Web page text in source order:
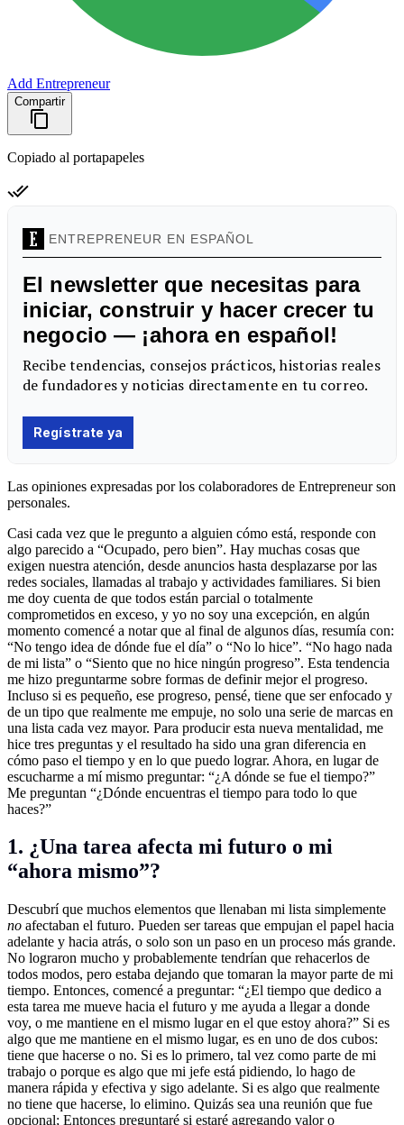
Add Entrepreneur
Compartir
Copiado al portapapeles
Las opiniones expresadas por los colaboradores de Entrepreneur son
personales.
Casi cada vez que le pregunto a alguien cómo está, responde con
algo parecido a “Ocupado, pero bien”. Hay muchas cosas que
exigen nuestra atención, desde anuncios hasta desplazarse por las
redes sociales, llamadas al trabajo y actividades familiares. Si bien
me doy cuenta de que todos están parcial o totalmente
comprometidos en exceso, y yo no soy una excepción, en algún
momento comencé a notar que al final de algunos días, resumía con:
“No tengo idea de dónde fue el día” o “No lo hice”. “No hago nada
de mi lista” o “Siento que no hice ningún progreso”. Esta tendencia
me hizo preguntarme sobre formas de definir mejor el progreso.
Incluso si es pequeño, ese progreso, pensé, tiene que ser enfocado y
de un tipo que realmente me empuje, no solo una serie de marcas en
una lista cada vez mayor. Para producir esta nueva mentalidad, me
hice tres preguntas y el resultado ha sido una gran diferencia en
cómo paso el tiempo y en lo que puedo lograr. Ahora, en lugar de
escucharme a mí mismo preguntar: “¿A dónde se fue el tiempo?”
Me preguntan “¿Dónde encuentras el tiempo para todo lo que
haces?”
1. ¿Una tarea afecta mi futuro o mi
“ahora mismo”?
Descubrí que muchos elementos que llenaban mi lista simplemente
no afectaban el futuro. Pueden ser tareas que empujan el papel hacia
adelante y hacia atrás, o solo son un paso en un proceso más grande.
No lograron mucho y probablemente tendrían que rehacerlos de
todos modos, pero estaba dejando que tomaran la mayor parte de mi
tiempo. Entonces, comencé a preguntar: “¿El tiempo que dedico a
esta tarea me mueve hacia el futuro y me ayuda a llegar a donde
voy, o me mantiene en el mismo lugar en el que estoy ahora?” Si es
algo que me mantiene en el mismo lugar, es en uno de dos cubos:
tiene que hacerse o no. Si es lo primero, tal vez como parte de mi
trabajo o porque es algo que mi jefe está pidiendo, lo hago de
manera rápida y efectiva y sigo adelante. Si es algo que realmente
no tiene que hacerse, lo elimino. Quizás sea una reunión que fue
opcional; Entonces preguntaré si estaré agregando valor o